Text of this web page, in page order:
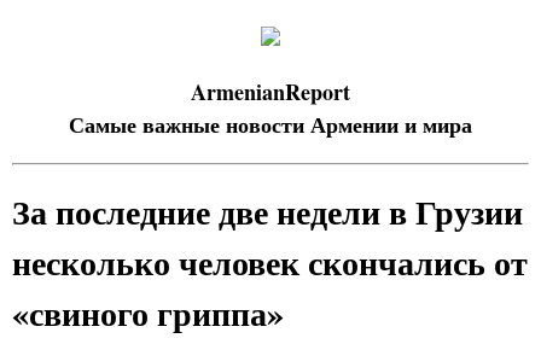
ArmenianReport
Самые важные новости Армении и мира
За последние две недели в Грузии
несколько человек скончались от
«свиного гриппа»